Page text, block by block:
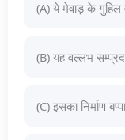
(A) ये मेवाड़ के
(B) यह वल्लभ
(C) इसका निर्माण